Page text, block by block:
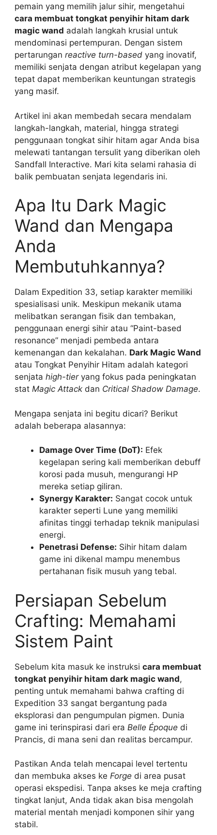
pemain yang memilih jalur sihir, mengetahui
cara membuat tongkat penyihir hitam dark
magic wand adalah langkah krusial untuk
mendominasi pertempuran. Dengan sistem
pertarungan reactive turn-based yang inovatif,
memiliki senjata dengan atribut kegelapan yang
tepat dapat memberikan keuntungan strategis
yang masif.
Artikel ini akan membedah secara mendalam
langkah-langkah, material, hingga strategi
penggunaan tongkat sihir hitam agar Anda bisa
melewati tantangan tersulit yang diberikan oleh
Sandfall Interactive. Mari kita selami rahasia di
balik pembuatan senjata legendaris ini.
Apa Itu Dark Magic
Wand dan Mengapa
Anda
Membutuhkannya?
Dalam Expedition 33, setiap karakter memiliki
spesialisasi unik. Meskipun mekanik utama
melibatkan serangan fisik dan tembakan,
penggunaan energi sihir atau “Paint-based
resonance” menjadi pembeda antara
kemenangan dan kekalahan. Dark Magic Wand
atau Tongkat Penyihir Hitam adalah kategori
senjata high-tieryang fokus pada peningkatan
stat Magic Attack dan Critical Shadow Damage.
Mengapa senjata ini begitu dicari? Berikut
adalah beberapa alasannya:
Damage Over Time (DoT): Efek
kegelapan sering kali memberikan debuff
korosi pada musuh, mengurangi HP
mereka setiap giliran.
Synergy Karakter: Sangat cocok untuk
karakter seperti Lune yang memiliki
afinitas tinggi terhadap teknik manipulasi
energi.
Penetrasi Defense: Sihir hitam dalam
game ini dikenal mampu menembus
pertahanan fisik musuh yang tebal.
Persiapan Sebelum
Crafting: Memahami
Sistem Paint
Sebelum kita masuk ke instruksi cara membuat
tongkat penyihir hitam dark magic wand,
penting untuk memahami bahwa crafting di
Expedition 33 sangat bergantung pada
eksplorasi dan pengumpulan pigmen. Dunia
game ini terinspirasi dari era Belle Époque di
Prancis, di mana seni dan realitas bercampur.
Pastikan Anda telah mencapai level tertentu
dan membuka akses ke Forge di area pusat
operasi ekspedisi. Tanpa akses ke meja crafting
tingkat lanjut, Anda tidak akan bisa mengolah
material mentah menjadi komponen sihir yang
stabil.